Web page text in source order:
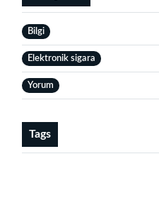
Bilgi
Elektronik sigara
Yorum
Tags